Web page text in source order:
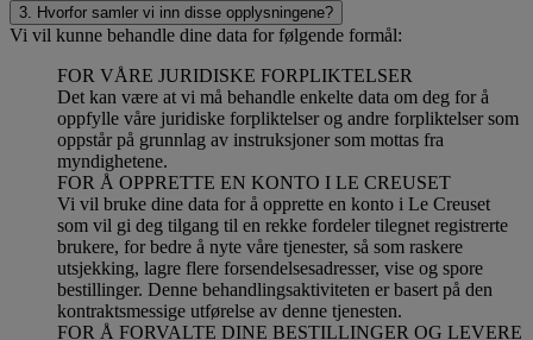
3. Hvorfor samler vi inn disse opplysningene?
Vi vil kunne behandle dine data for følgende formål:
FOR VÅRE JURIDISKE FORPLIKTELSER
Det kan være at vi må behandle enkelte data om deg for å
oppfylle våre juridiske forpliktelser og andre forpliktelser som
oppstår på grunnlag av instruksjoner som mottas fra
myndighetene.
FOR Å OPPRETTE EN KONTO I LE CREUSET
Vi vil bruke dine data for å opprette en konto i Le Creuset
som vil gi deg tilgang til en rekke fordeler tilegnet registrerte
brukere, for bedre å nyte våre tjenester, så som raskere
utsjekking, lagre flere forsendelsesadresser, vise og spore
bestillinger. Denne behandlingsaktiviteten er basert på den
kontraktsmessige utførelse av denne tjenesten.
FOR Å FORVALTE DINE BESTILLINGER OG LEVERE